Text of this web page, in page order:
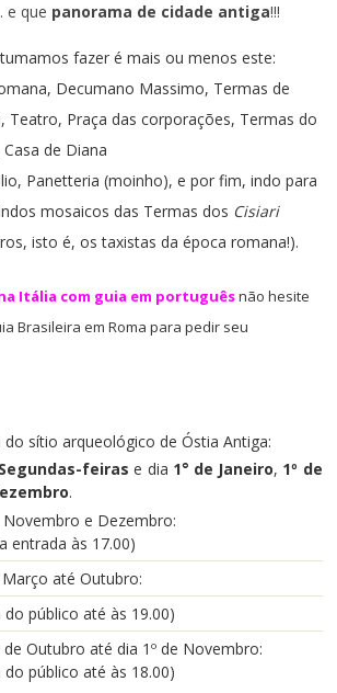
e que panorama de cidade antiga!!!
fazer é mais ou menos este:
Decumano Massimo, Termas de
Teatro, Praça das corporações, Termas do
Casa de Diana
Panetteria (moinho),e por fim, indo para
mosaicos das Termas dos Cisiari
isto é, os taxistas da época romana!).
Itália com guia em portuguêsnão hesite
Brasileira em Roma para pedir seu
sítio arqueológico de Óstia Antiga:
Segundas-feiras e dia 1° de Janeiro, 1º de
.
e Dezembro:
entrada às 17.00)
até Outubro:
do público até às 19.00)
Outubro até dia 1º de Novembro:
do público até às 18.00)